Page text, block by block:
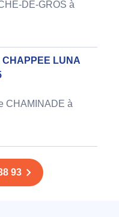
DE-GROS à
LUNA
CHAMINADE à
93